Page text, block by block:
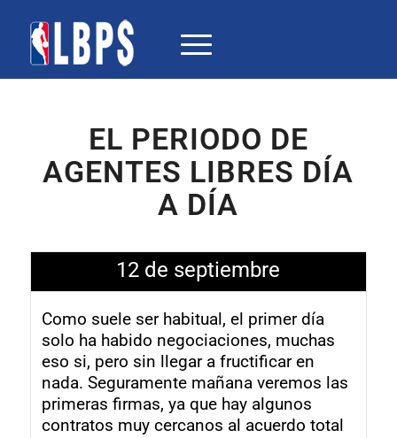
EL PERIODO DE
AGENTES LIBRES DÍA
A DÍA
12 de septiembre
Como suele ser habitual, el primer día
solo ha habido negociaciones, muchas
eso si, pero sin llegar a fructificar en
nada. Seguramente mañana veremos las
primeras firmas, ya que hay algunos
contratos muy cercanos al acuerdo total